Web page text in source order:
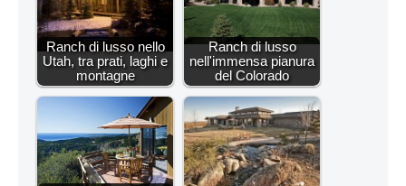
Ranch di lusso nello
Utah, tra prati, laghi e
montagne
Ranch di lusso
nell'immensa pianura
del Colorado